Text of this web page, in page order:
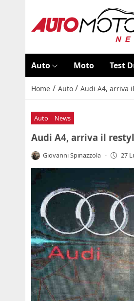
Auto Moto Test
Home / Auto / Audi A4, arriva
Auto News
Audi A4, arriva il
Giovanni Spinazzola - 27